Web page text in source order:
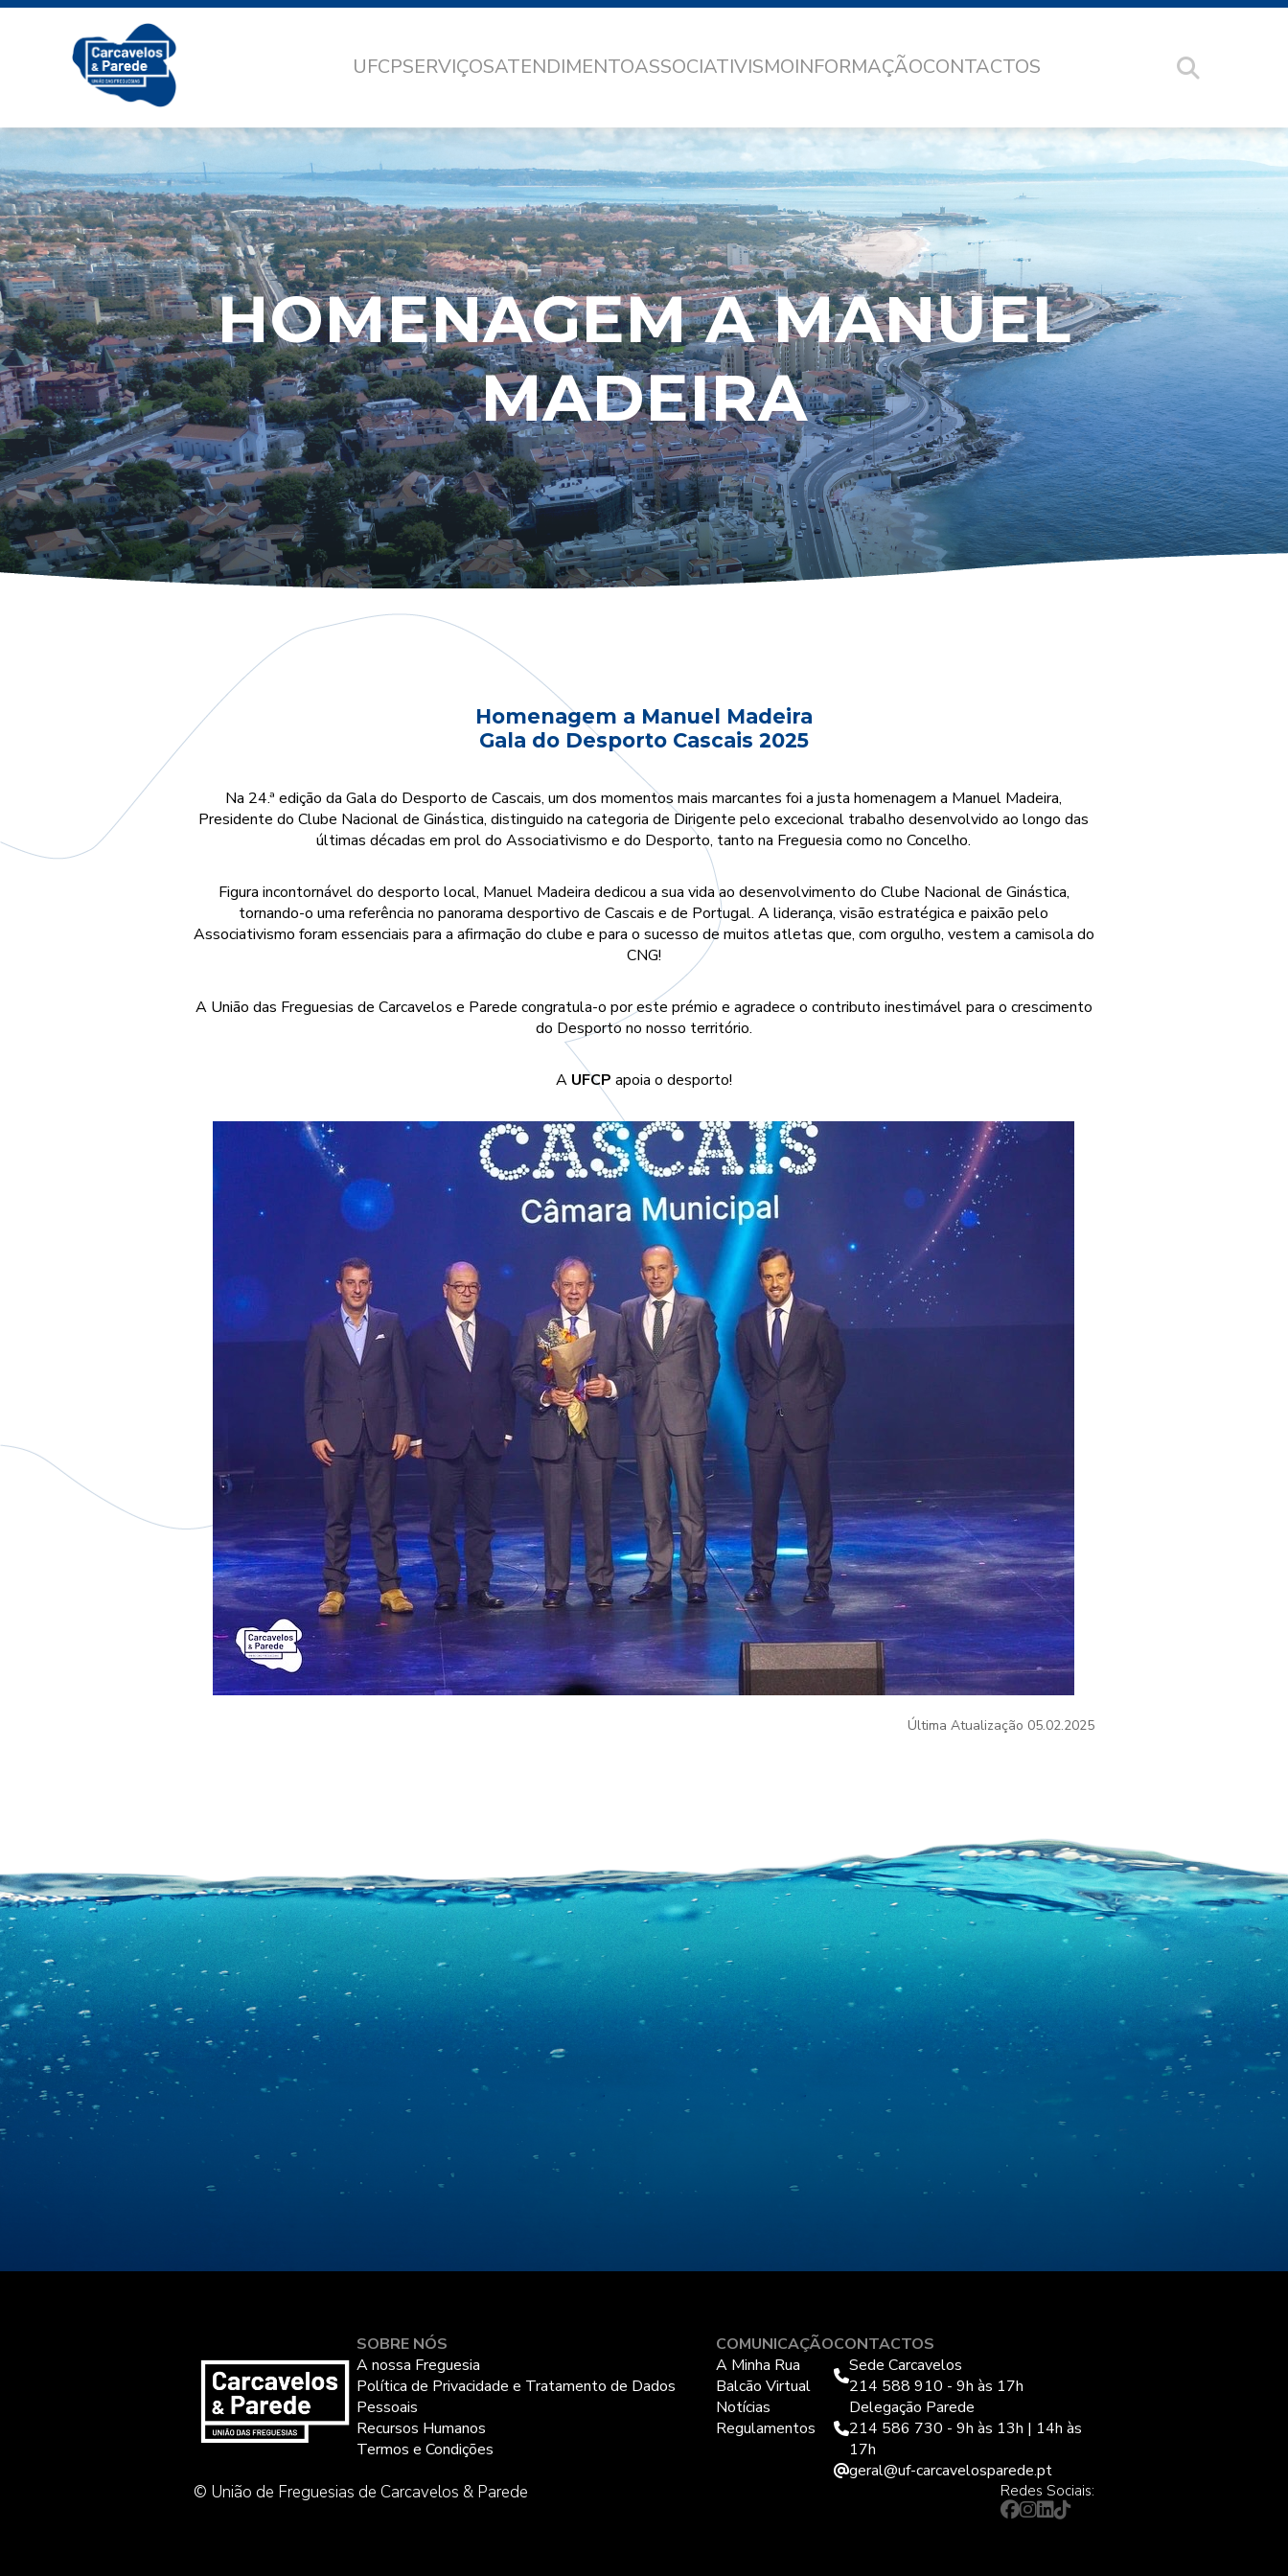
UFCPSERVIÇOSATENDIMENTOASSOCIATIVISMOINFORMAÇÃOCONTACTOS
HOMENAGEM A MANUEL
MADEIRA
Homenagem a Manuel Madeira
Gala do Desporto Cascais 2025
Na 24.ª edição da Gala do Desporto de Cascais, um dos momentos mais marcantes foi a justa homenagem a Manuel Madeira,
Presidente do Clube Nacional de Ginástica, distinguido na categoria de Dirigente pelo excecional trabalho desenvolvido ao longo das
últimas décadas em prol do Associativismo e do Desporto, tanto na Freguesia como no Concelho.
Figura incontornável do desporto local, Manuel Madeira dedicou a sua vida ao desenvolvimento do Clube Nacional de Ginástica,
tornando-o uma referência no panorama desportivo de Cascais e de Portugal. A liderança, visão estratégica e paixão pelo
Associativismo foram essenciais para a afirmação do clube e para o sucesso de muitos atletas que, com orgulho, vestem a camisola do
CNG!
A União das Freguesias de Carcavelos e Parede congratula-o por este prémio e agradece o contributo inestimável para o crescimento
do Desporto no nosso território.
A UFCP apoia o desporto!
Última Atualização 05.02.2025
SOBRE NÓS
A nossa Freguesia
Política de Privacidade e Tratamento de Dados
Pessoais
Recursos Humanos
Termos e Condições
COMUNICAÇÃO
A Minha Rua
Balcão Virtual
Notícias
Regulamentos
CONTACTOS
Sede Carcavelos
214 588 910 - 9h às 17h
Delegação Parede
214 586 730 - 9h às 13h | 14h às
17h
geral@uf-carcavelosparede.pt
© União de Freguesias de Carcavelos & Parede Redes Sociais: